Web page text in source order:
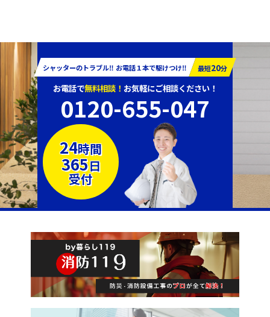
24時間
365日
受付
シャッターのトラブル‼︎ お電話１本で駆けつけ‼︎ 最短20分
お電話で無料相談！ お気軽にご相談ください！
0120-655-047